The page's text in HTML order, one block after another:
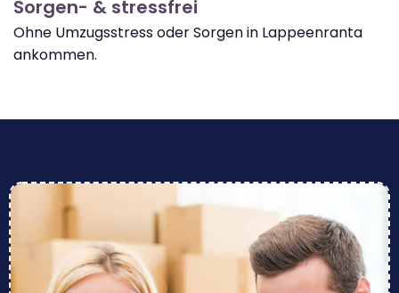
Sorgen- & stressfrei
Ohne Umzugsstress oder Sorgen in Lappeenranta
ankommen.